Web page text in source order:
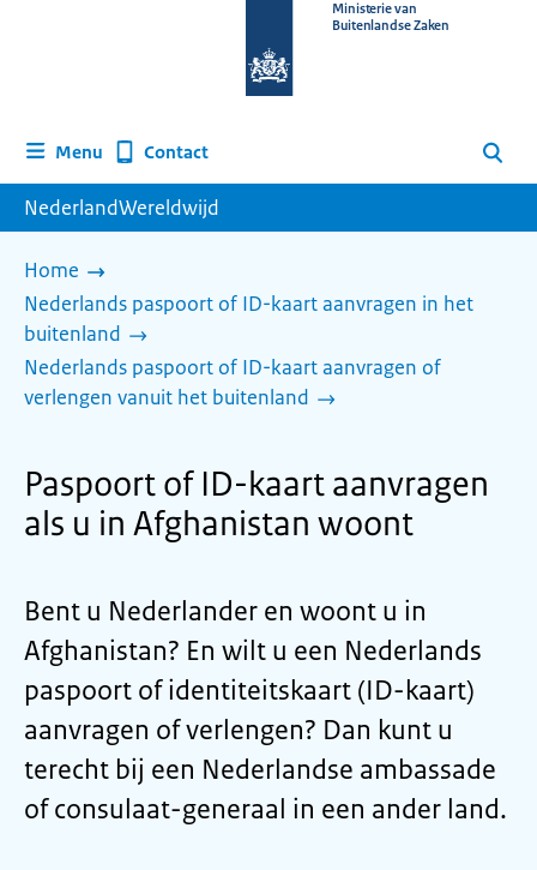
homepage
Ministerie van
Buitenlandse Zaken
Menu Contact Zoeken
NederlandWereldwijd
Home
Nederlands paspoort of ID-kaart aanvragen in het
buitenland
Nederlands paspoort of ID-kaart aanvragen of
verlengen vanuit het buitenland
Paspoort of ID-kaart aanvragen
als u in Afghanistan woont
Bent u Nederlander en woont u in
Afghanistan? En wilt u een Nederlands
paspoort of identiteitskaart (ID-kaart)
aanvragen of verlengen? Dan kunt u
terecht bij een Nederlandse ambassade
of consulaat-generaal in een ander land.